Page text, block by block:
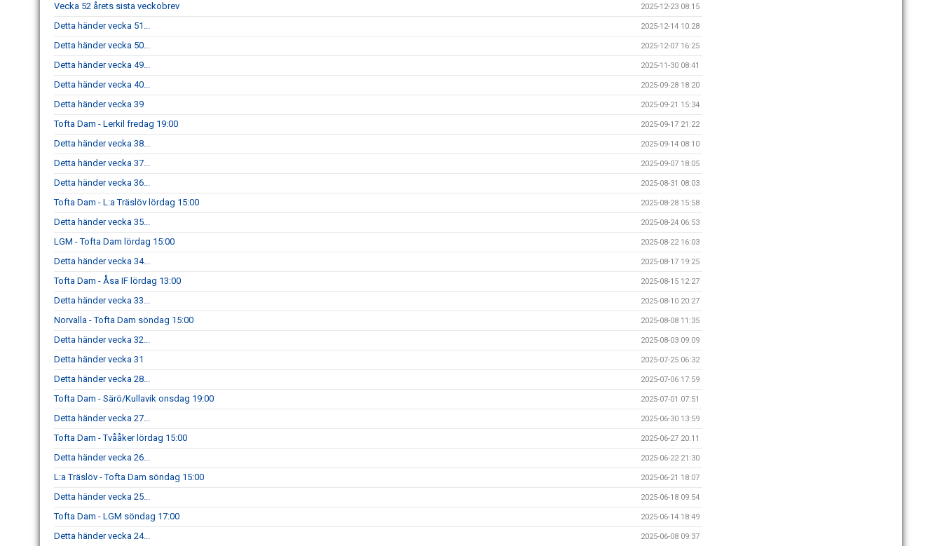
Vecka 52 årets sista veckobrev 2025-12-23 08:15
Detta händer vecka 51... 2025-12-14 10:28
Detta händer vecka 50... 2025-12-07 16:25
Detta händer vecka 49... 2025-11-30 08:41
Detta händer vecka 40... 2025-09-28 18:20
Detta händer vecka 39 2025-09-21 15:34
Tofta Dam - Lerkil fredag 19:00 2025-09-17 21:22
Detta händer vecka 38... 2025-09-14 08:10
Detta händer vecka 37... 2025-09-07 18:05
Detta händer vecka 36... 2025-08-31 08:03
Tofta Dam - L:a Träslöv lördag 15:00 2025-08-28 15:58
Detta händer vecka 35... 2025-08-24 06:53
LGM - Tofta Dam lördag 15:00 2025-08-22 16:03
Detta händer vecka 34... 2025-08-17 19:25
Tofta Dam - Åsa IF lördag 13:00 2025-08-15 12:27
Detta händer vecka 33... 2025-08-10 20:27
Norvalla - Tofta Dam söndag 15:00 2025-08-08 11:35
Detta händer vecka 32... 2025-08-03 09:09
Detta händer vecka 31 2025-07-25 06:32
Detta händer vecka 28... 2025-07-06 17:59
Tofta Dam - Särö/Kullavik onsdag 19:00 2025-07-01 07:51
Detta händer vecka 27... 2025-06-30 13:59
Tofta Dam - Tvååker lördag 15:00 2025-06-27 20:11
Detta händer vecka 26... 2025-06-22 21:30
L:a Träslöv - Tofta Dam söndag 15:00 2025-06-21 18:07
Detta händer vecka 25... 2025-06-18 09:54
Tofta Dam - LGM söndag 17:00 2025-06-14 18:49
Detta händer vecka 24... 2025-06-08 09:37